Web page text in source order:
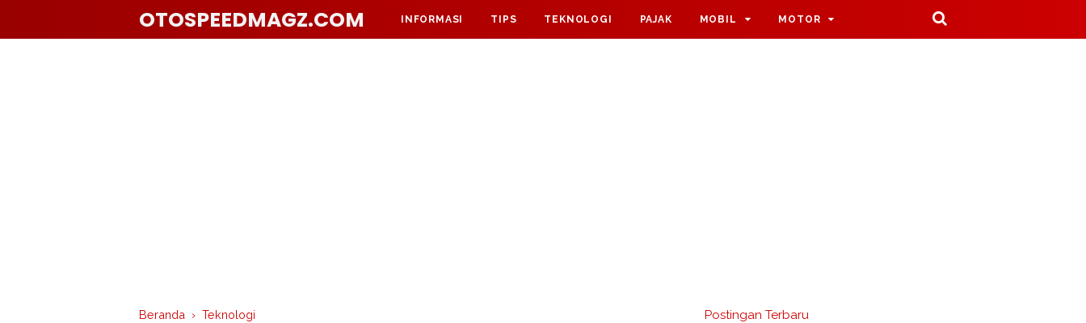
OTOSPEEDMAGZ.COM INFORMASI TIPS TEKNOLOGI PAJAK MOBIL MOTOR
Beranda › Teknologi Postingan Terbaru